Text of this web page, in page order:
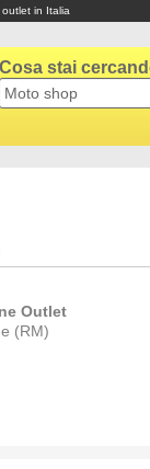
in Italia
Cosa stai
Outlet
(RM)